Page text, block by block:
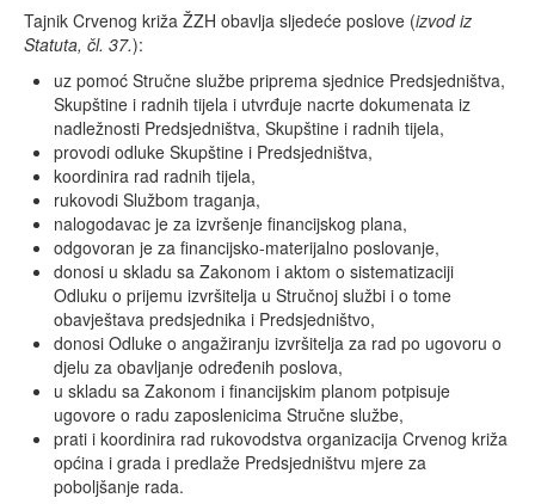
Učlani se
Doniraj
Tajnik Crvenog križa ŽZH obavlja sljedeće poslove (izvod iz
Statuta, čl. 37.):
uz pomoć Stručne službe priprema sjednice Predsjedništva,
Skupštine i radnih tijela i utvrđuje nacrte dokumenata iz
nadležnosti Predsjedništva, Skupštine i radnih tijela,
provodi odluke Skupštine i Predsjedništva,
koordinira rad radnih tijela,
rukovodi Službom traganja,
nalogodavac je za izvršenje financijskog plana,
odgovoran je za financijsko-materijalno poslovanje,
donosi u skladu sa Zakonom i aktom o sistematizaciji
Odluku o prijemu izvršitelja u Stručnoj službi i o tome
obavještava predsjednika i Predsjedništvo,
donosi Odluke o angažiranju izvršitelja za rad po ugovoru o
djelu za obavljanje određenih poslova,
u skladu sa Zakonom i financijskim planom potpisuje
ugovore o radu zaposlenicima Stručne službe,
prati i koordinira rad rukovodstva organizacija Crvenog križa
općina i grada i predlaže Predsjedništvu mjere za
poboljšanje rada.